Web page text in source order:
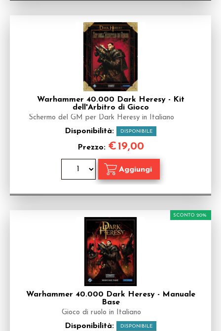
Warhammer 40.000 Dark Heresy - Kit
dell'Arbitro di Gioco
Schermo del GM per Dark Heresy in Italiano
Disponibilità: DISPONIBILE
Prezzo: €19,00
Warhammer 40.000 Dark Heresy - Manuale
Base
Gioco di ruolo in Italiano
Disponibilità: DISPONIBILE
SCONTO 20%